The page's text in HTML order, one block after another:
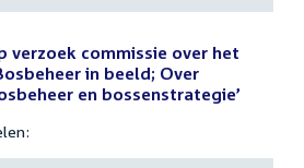
verzoek commissie over het
in beeld; Over
en bossenstrategie’